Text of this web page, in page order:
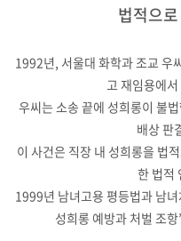
법적으
1992년, 서울대 화학과 조교 우
고 재임용에
우씨는 소송 끝에 성희롱이 불
배상 판
이 사건은 직장 내 성희롱을 법
한 법적
1999년 남녀고용 평등법과 남
성희롱 예방과 처벌 조